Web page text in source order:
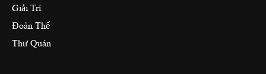
Giải Trí
Đoàn Thể
Thư Quán